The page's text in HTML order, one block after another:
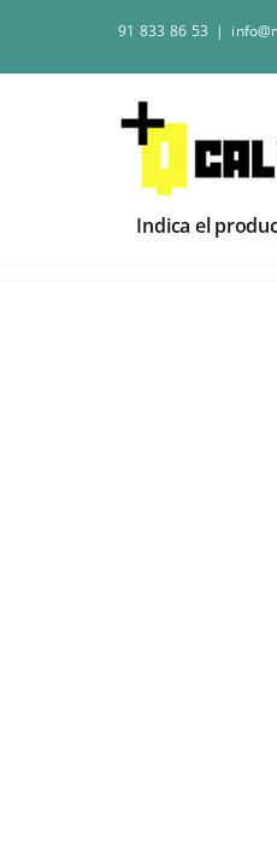
contenido
91 833 86 53 |
Indica el